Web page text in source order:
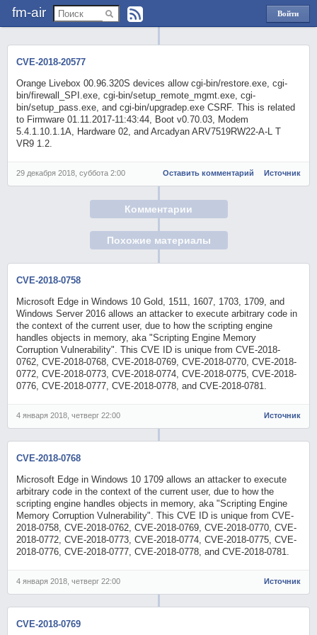
fm-air
Войти
через
CVE-2018-20577
Orange Livebox 00.96.320S devices allow cgi-bin/restore.exe, cgi-
bin/firewall_SPI.exe, cgi-bin/setup_remote_mgmt.exe, cgi-
bin/setup_pass.exe, and cgi-bin/upgradep.exe CSRF. This is related
to Firmware 01.11.2017-11:43:44, Boot v0.70.03, Modem
5.4.1.10.1.1A, Hardware 02, and Arcadyan ARV7519RW22-A-L T
VR9 1.2.
29 декабря 2018, суббота 2:00 Оставить комментарий Источник
Комментарии
Похожие материалы
CVE-2018-0758
Microsoft Edge in Windows 10 Gold, 1511, 1607, 1703, 1709, and
Windows Server 2016 allows an attacker to execute arbitrary code in
the context of the current user, due to how the scripting engine
handles objects in memory, aka "Scripting Engine Memory
Corruption Vulnerability". This CVE ID is unique from CVE-2018-
0762, CVE-2018-0768, CVE-2018-0769, CVE-2018-0770, CVE-2018-
0772, CVE-2018-0773, CVE-2018-0774, CVE-2018-0775, CVE-2018-
0776, CVE-2018-0777, CVE-2018-0778, and CVE-2018-0781.
4 января 2018, четверг 22:00 Источник
CVE-2018-0768
Microsoft Edge in Windows 10 1709 allows an attacker to execute
arbitrary code in the context of the current user, due to how the
scripting engine handles objects in memory, aka "Scripting Engine
Memory Corruption Vulnerability". This CVE ID is unique from CVE-
2018-0758, CVE-2018-0762, CVE-2018-0769, CVE-2018-0770, CVE-
2018-0772, CVE-2018-0773, CVE-2018-0774, CVE-2018-0775, CVE-
2018-0776, CVE-2018-0777, CVE-2018-0778, and CVE-2018-0781.
4 января 2018, четверг 22:00 Источник
CVE-2018-0769